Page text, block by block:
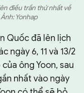
điều trần thứ nhất về
Yonhap
Quốc đã lên lịch
ngày 6, 11 và 13/2
ông Yoon, sau
nhất vào ngày